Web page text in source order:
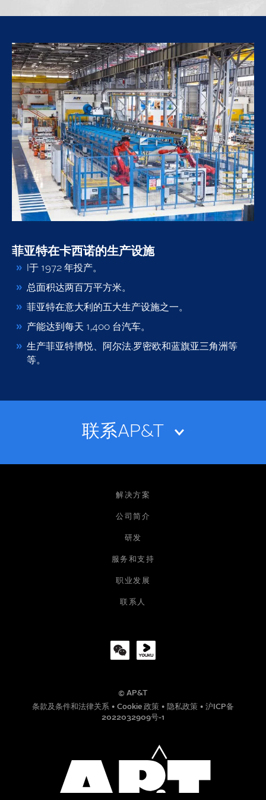
菲亚特在卡西诺的生产设施
I于 1972 年投产。
总面积达两百万平方米。
菲亚特在意大利的五大生产设施之一。
产能达到每天 1,400 台汽车。
生产菲亚特博悦、阿尔法.罗密欧和蓝旗亚三角洲等
等。
联系AP&T
© AP&T
条款及条件和法律关系 • Cookie 政策 • 隐私政策 • 沪ICP备
2022032909号-1
解决方案
公司简介
研发
服务和支持
职业发展
联系人